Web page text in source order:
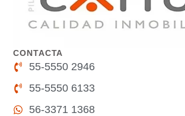
CONTACTA
55-5550 2946
55-5550 6133
56-3371 1368